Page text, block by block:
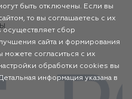
быть отключены. Если вы
то вы соглашаетесь с их
осуществляет сбор
сайта и формирования
согласиться с их
обработки cookies вы
информация указана в